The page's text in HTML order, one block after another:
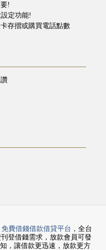
!
定功能!
存摺或購買電話點數
免費借錢借款借貸平台 ，全台
登借錢需求，放款會員可發
，讓借款更迅速，放款更方